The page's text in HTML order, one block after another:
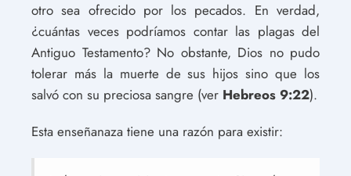
otro sea ofrecido por los pecados. En verdad,
¿cuántas veces podríamos contar las plagas del
Antiguo Testamento? No obstante, Dios no pudo
tolerar más la muerte de sus hijos sino que los
salvó con su preciosa sangre (ver Hebreos 9:22).
Esta enseñanaza tiene una razón para existir: